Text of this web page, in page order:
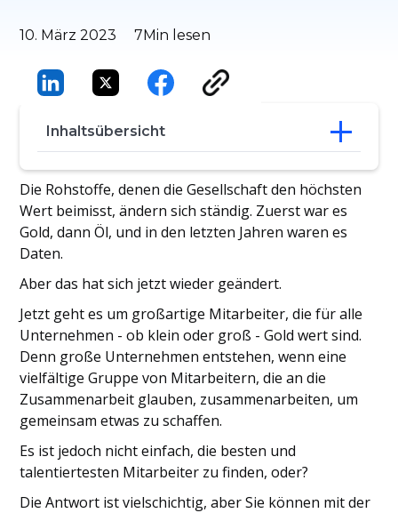
10. März 2023 7Min lesen
Inhaltsübersicht
1. Pinterest
2. Netflix
3. Spotify
4. Roter Stier
5. Zendesk
Erstellen Sie Ihre eigene Karriereseite mit
Manatal
Abschiedsgedanken
Die Rohstoffe, denen die Gesellschaft den höchsten
Wert beimisst, ändern sich ständig. Zuerst war es
Gold, dann Öl, und in den letzten Jahren waren es
Daten.
Aber das hat sich jetzt wieder geändert.
Jetzt geht es um großartige Mitarbeiter, die für alle
Unternehmen - ob klein oder groß - Gold wert sind.
Denn große Unternehmen entstehen, wenn eine
vielfältige Gruppe von Mitarbeitern, die an die
Zusammenarbeit glauben, zusammenarbeiten, um
gemeinsam etwas zu schaffen.
Es ist jedoch nicht einfach, die besten und
talentiertesten Mitarbeiter zu finden, oder?
Die Antwort ist vielschichtig, aber Sie können mit der